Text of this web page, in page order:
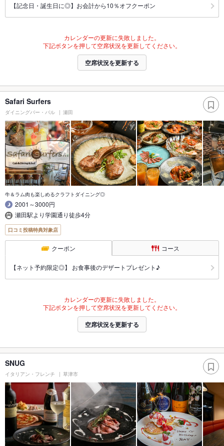
【記念日・誕生日に◎】お会計から10％オフクーポン
カレンダーの更新に失敗しました。
下記ボタンを押して空席状況を更新してください。
空席状況を更新する
Safari Surfers
ダイニングバー・バル 瀬田
牛＆ラム肉も楽しめるクラフトダイニング◎
2001～3000円
瀬田駅より学園通り徒歩4分
口コミ投稿特典対象店
クーポン コース
【ネット予約限定◎】 お食事後のデザートプレゼント♪
カレンダーの更新に失敗しました。
下記ボタンを押して空席状況を更新してください。
空席状況を更新する
SNUG
イタリアン・フレンチ 草津市